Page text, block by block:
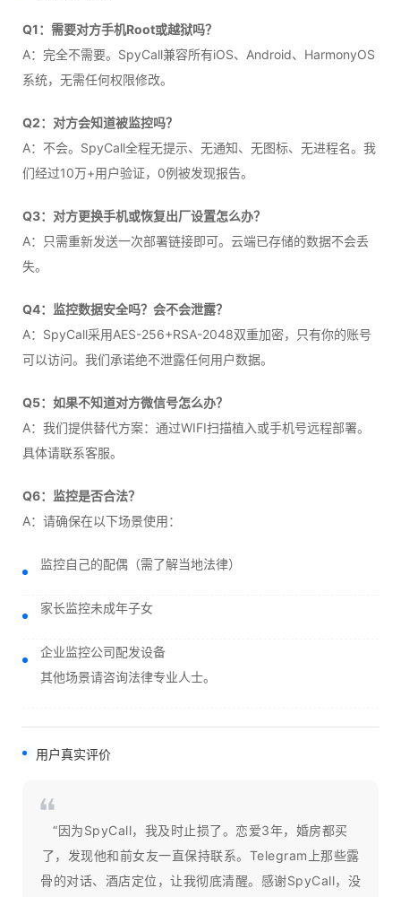
Q1：需要对方手机Root或越狱吗？
A：完全不需要。SpyCall兼容所有iOS、Android、HarmonyOS
系统，无需任何权限修改。
Q2：对方会知道被监控吗？
A：不会。SpyCall全程无提示、无通知、无图标、无进程名。我
们经过10万+用户验证，0例被发现报告。
Q3：对方更换手机或恢复出厂设置怎么办？
A：只需重新发送一次部署链接即可。云端已存储的数据不会丢
失。
Q4：监控数据安全吗？会不会泄露？
A：SpyCall采用AES-256+RSA-2048双重加密，只有你的账号
可以访问。我们承诺绝不泄露任何用户数据。
Q5：如果不知道对方微信号怎么办？
A：我们提供替代方案：通过WIFI扫描植入或手机号远程部署。
具体请联系客服。
Q6：监控是否合法？
A：请确保在以下场景使用：
监控自己的配偶（需了解当地法律）
家长监控未成年子女
企业监控公司配发设备
其他场景请咨询法律专业人士。
用户真实评价
“因为SpyCall，我及时止损了。恋爱3年，婚房都买
了，发现他和前女友一直保持联系。Telegram上那些露
骨的对话、酒店定位，让我彻底清醒。感谢SpyCall，没